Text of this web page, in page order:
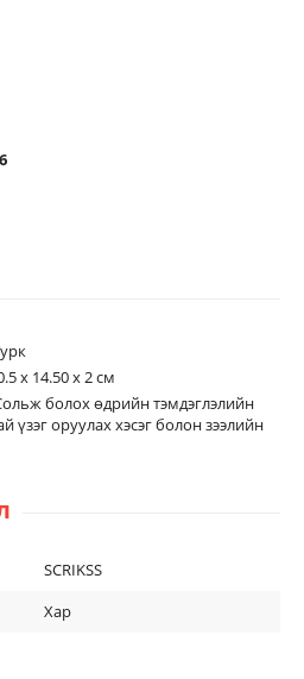
улс Турк
x 14.50 x 2 см
болох өдрийн тэмдэглэлийн
үзэг оруулах хэсэг болонзээлийн
SCRIKSS
Хар